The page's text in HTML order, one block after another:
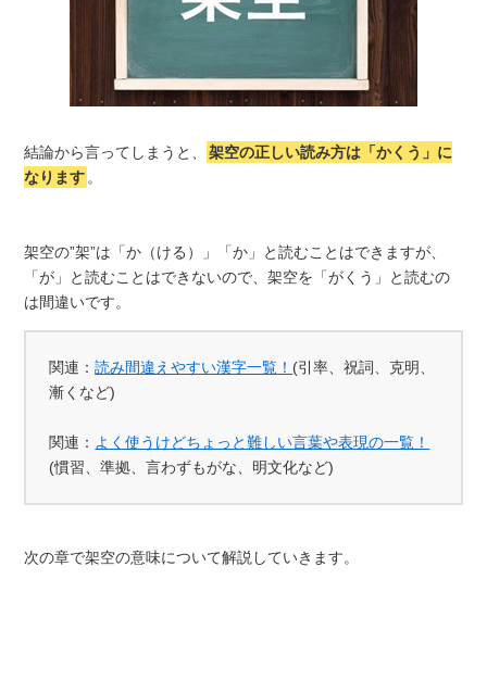
結論から言ってしまうと、
架空の正しい読み方は「かくう」に
なります 。
架空の”架”は「か（ける）」「か」と読むことはできますが、
「が」と読むことはできないので、架空を「がくう」と読むの
は間違いです。
関連：読み間違えやすい漢字一覧！ (引率、祝詞、克明、
漸くなど)
関連： よく使うけどちょっと難しい言葉や表現の一覧！
(慣習、準拠、言わずもがな、明文化など)
次の章で架空の意味について解説していきます。